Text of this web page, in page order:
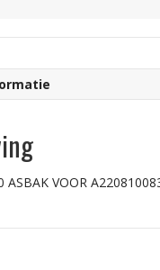
ASBAK VOOR